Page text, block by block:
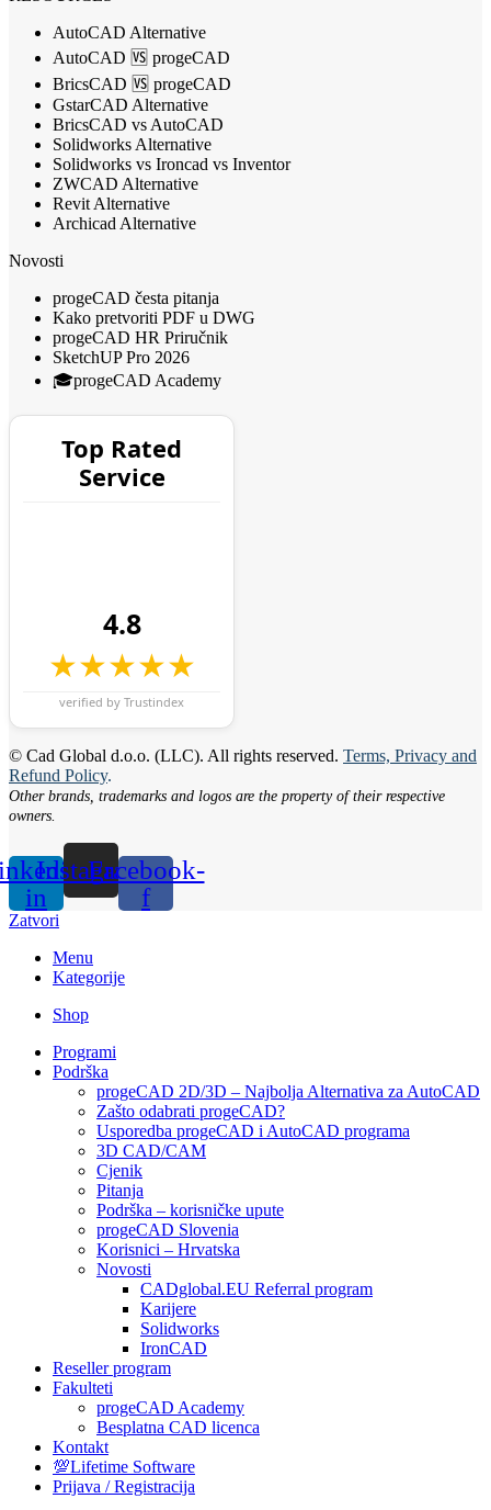
AutoCAD Alternative
AutoCAD 🆚 progeCAD
BricsCAD 🆚 progeCAD
GstarCAD Alternative
BricsCAD vs AutoCAD
Solidworks Alternative
Solidworks vs Ironcad vs Inventor
ZWCAD Alternative
Revit Alternative
Archicad Alternative
Novosti
progeCAD česta pitanja
Kako pretvoriti PDF u DWG
progeCAD HR Priručnik
SketchUP Pro 2026
🎓progeCAD Academy
Top Rated
Service
4.8
★★★★★
verified by Trustindex
© Cad Global d.o.o. (LLC). All rights reserved. Terms, Privacy and
Refund Policy.
Other brands, trademarks and logos are the property of their respective
owners.
in
Instagram
Facebook-
f
Zatvori
Menu
Kategorije
Shop
Programi
Podrška
progeCAD 2D/3D – Najbolja Alternativa za AutoCAD
Zašto odabrati progeCAD?
Usporedba progeCAD i AutoCAD programa
3D CAD/CAM
Cjenik
Pitanja
Podrška – korisničke upute
progeCAD Slovenia
Korisnici – Hrvatska
Novosti
CADglobal.EU Referral program
Karijere
Solidworks
IronCAD
Reseller program
Fakulteti
progeCAD Academy
Besplatna CAD licenca
Kontakt
💯Lifetime Software
Prijava / Registracija